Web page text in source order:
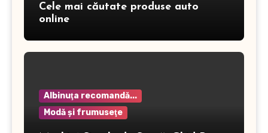
Cele mai căutate produse auto
online
Albinuţa recomandă...
Modă şi frumuseţe